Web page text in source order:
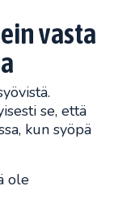
vasta
se, että
kun syöpä
ole